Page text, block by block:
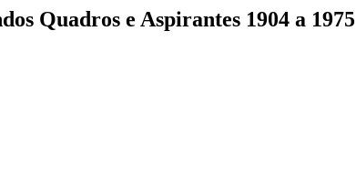
Quadros e Aspirantes 1904 a 1975